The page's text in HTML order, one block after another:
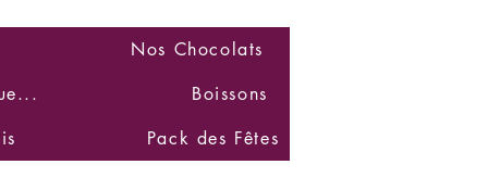
Nos Chocolats
Boissons
Pack des Fêtes